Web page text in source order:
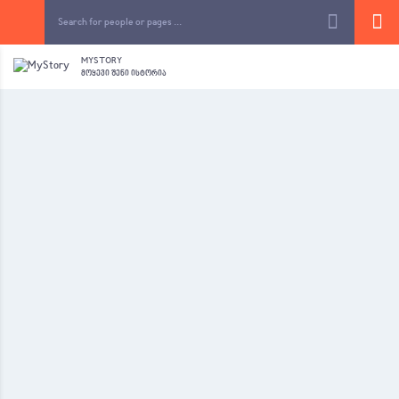
MYSTORY
ᲛᲝᲧᲔᲕᲘ ᲨᲔᲜᲘ ᲘᲡᲢᲝᲠᲘᲐ